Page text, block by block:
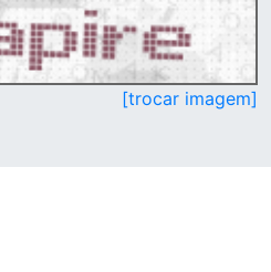
[trocar imagem]